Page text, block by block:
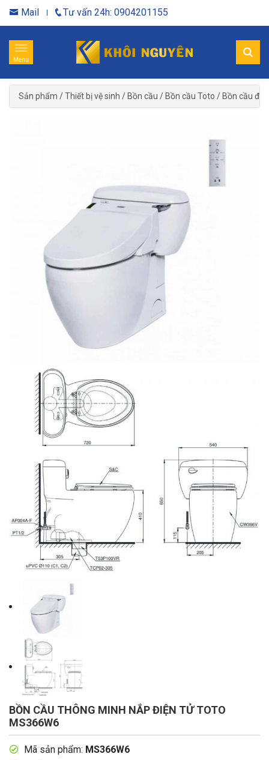
Mail Tư vấn 24h: 0904201155
Menu
Sản phẩm /Thiết bị vệ sinh / Bồn cầu / Bồn cầu Toto / Bồn cầu
BỒN CẦU THÔNG MINH NẮP ĐIỆN TỬ TOTO
MS366W6
Mã sản phẩm: MS366W6